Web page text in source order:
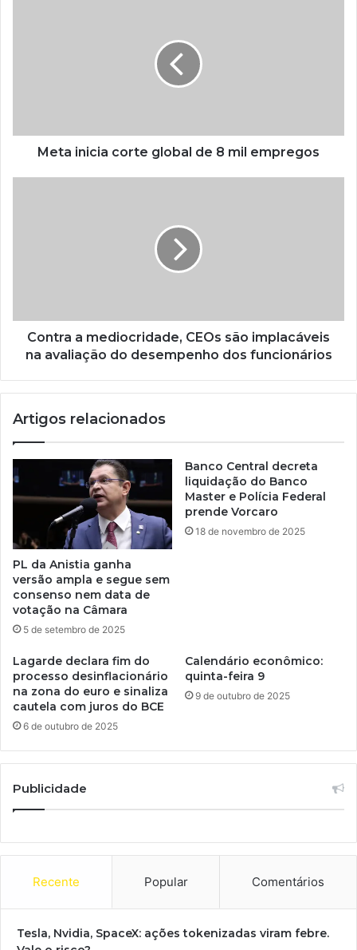
Meta inicia corte global de 8 mil empregos
Contra a mediocridade, CEOs são implacáveis
na avaliação do desempenho dos funcionários
Artigos relacionados
PL da Anistia ganha
versão ampla e segue sem
consenso nem data de
votação na Câmara
5 de setembro de 2025
Banco Central decreta
liquidação do Banco
Master e Polícia Federal
prende Vorcaro
18 de novembro de 2025
Lagarde declara fim do
processo desinflacionário
na zona do euro e sinaliza
cautela com juros do BCE
6 de outubro de 2025
Calendário econômico:
quinta-feira 9
9 de outubro de 2025
Publicidade
Recente Popular Comentários
Tesla, Nvidia, SpaceX: ações tokenizadas viram febre.